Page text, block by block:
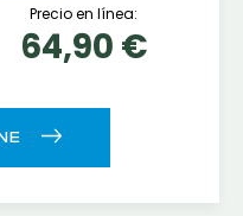
Precio en línea:
64,90 €